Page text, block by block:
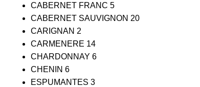
CABERNET FRANC 5
CABERNET SAUVIGNON 20
CARIGNAN 2
CARMENERE 14
CHARDONNAY 6
CHENIN 6
ESPUMANTES 3